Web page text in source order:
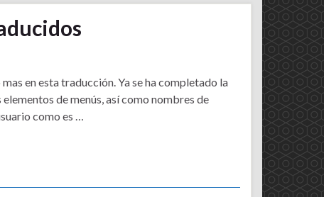
en esta traducción. Ya se ha completado la
de menús, así como nombres de
como es …